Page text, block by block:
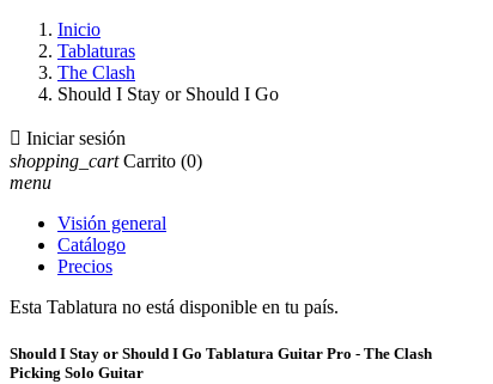
Inicio
Tablaturas
The Clash
Should I Stay or Should I Go
 Iniciar sesión
shopping_cart Carrito (0)
menu
Visión general
Catálogo
Precios
Esta Tablatura no está disponible en tu país.
Should I Stay or Should I Go Tablatura Guitar Pro - The Clash
Picking Solo Guitar